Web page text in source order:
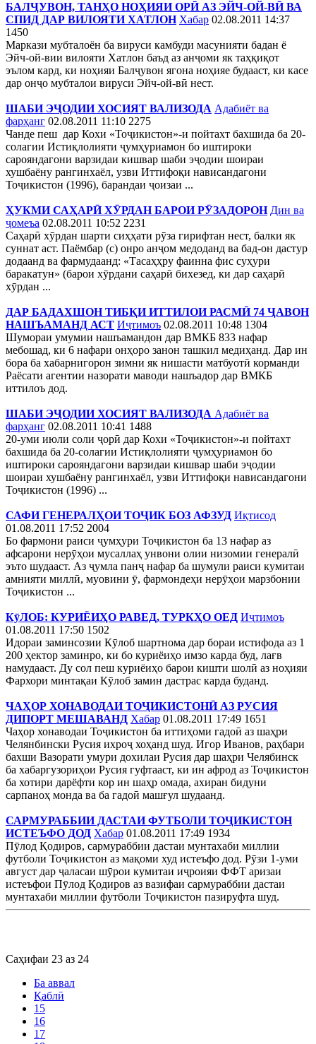
БАЛҶУВОН, ТАНҲО НОҲИЯИ ОРӢ АЗ ЭЙЧ-ОЙ-ВӢ ВА
СПИД ДАР ВИЛОЯТИ ХАТЛОН Хабар 02.08.2011 14:37
1450
Маркази мубталоён ба вируси камбуди масунияти бадан ё
Эйч-ой-вии вилояти Хатлон баъд аз анҷоми як таҳқиқот
эълом кард, ки ноҳияи Балҷувон ягона ноҳияе будааст, ки касе
дар онҷо мубталои вируси Эйч-ой-вӣ нест.
ШАБИ ЭҶОДИИ ХОСИЯТ ВАЛИЗОДА Адабиёт ва
фарҳанг 02.08.2011 11:10 2275
Чанде пеш дар Кохи «Тоҷикистон»-и пойтахт бахшида ба 20-
солагии Истиқлолияти ҷумҳуриамон бо иштироки
сарояндагони варзидаи кишвар шаби эҷодии шоираи
хушбаёну рангинхаёл, узви Иттифоқи нависандагони
Тоҷикистон (1996), барандаи ҷоизаи ...
ҲУКМИ САҲАРӢ ХӮРДАН БАРОИ РӮЗАДОРОН Дин ва
ҷомеъа 02.08.2011 10:52 2231
Саҳарӣ хӯрдан шарти сиҳҳати рӯза гирифтан нест, балки як
суннат аст. Паёмбар (с) онро анҷом медоданд ва бад-он дастур
додаанд ва фармудаанд: «Тасаҳҳру фаинна фис суҳури
баракатун» (барои хӯрдани саҳарӣ бихезед, ки дар саҳарӣ
хӯрдан ...
ДАР БАДАХШОН ТИБҚИ ИТТИЛОИ РАСМӢ 74 ҶАВОН
НАШЪАМАНД АСТ Иҷтимоъ 02.08.2011 10:48 1304
Шумораи умумии нашъамандон дар ВМКБ 833 нафар
мебошад, ки 6 нафари онҳоро занон ташкил медиҳанд. Дар ин
бора ба хабарнигорон зимни як нишасти матбуотӣ корманди
Раёсати агентии назорати маводи нашъадор дар ВМКБ
иттилоъ дод.
ШАБИ ЭҶОДИИ ХОСИЯТ ВАЛИЗОДА Адабиёт ва
фарҳанг 02.08.2011 10:41 1488
20-уми июли соли ҷорӣ дар Кохи «Тоҷикистон»-и пойтахт
бахшида ба 20-солагии Истиқлолияти ҷумҳуриамон бо
иштироки сарояндагони варзидаи кишвар шаби эҷодии
шоираи хушбаёну рангинхаёл, узви Иттифоқи нависандагони
Тоҷикистон (1996) ...
САФИ ГЕНЕРАЛҲОИ ТОҶИК БОЗ АФЗУД Иқтисод
01.08.2011 17:52 2004
Бо фармони раиси ҷумҳури Тоҷикистон ба 13 нафар аз
афсарони нерӯҳои мусаллаҳ унвони олии низомии генералӣ
эъто шудааст. Аз ҷумла панҷ нафар ба шумули раиси кумитаи
амнияти миллӣ, муовини ӯ, фармондеҳи нерӯҳои марзбонии
Тоҷикистон ...
КӯЛОБ: КУРИЁИҲО РАВЕД, ТУРКҲО ОЕД Иҷтимоъ
01.08.2011 17:50 1502
Идораи заминсозии Кӯлоб шартнома дар бораи истифода аз 1
200 ҳектор заминро, ки бо куриёиҳо имзо карда буд, лағв
намудааст. Ду сол пеш куриёиҳо барои кишти шолӣ аз ноҳияи
Фархори минтақаи Кӯлоб замин дастрас карда буданд.
ЧАҲОР ХОНАВОДАИ ТОҶИКИСТОНӢ АЗ РУСИЯ
ДИПОРТ МЕШАВАНД Хабар 01.08.2011 17:49 1651
Чаҳор хонаводаи Тоҷикистон ба иттиҳоми гадоӣ аз шаҳри
Челянбински Русия ихроҷ хоҳанд шуд. Игор Иванов, раҳбари
бахши Вазорати умури дохилаи Русия дар шаҳри Челябинск
ба хабаргузориҳои Русия гуфтааст, ки ин афрод аз Тоҷикистон
ба хотири дарёфти кор ин шаҳр омада, ахиран бидуни
сарпаноҳ монда ва ба гадоӣ машғул шудаанд.
САРМУРАББИИ ДАСТАИ ФУТБОЛИ ТОҶИКИСТОН
ИСТЕЪФО ДОД Хабар 01.08.2011 17:49 1934
Пӯлод Қодиров, сармураббии дастаи мунтахаби миллии
футболи Тоҷикистон аз мақоми худ истеъфо дод. Рӯзи 1-уми
август дар ҷаласаи шӯрои кумитаи иҷроияи ФФТ аризаи
истеъфои Пӯлод Қодиров аз вазифаи сармураббии дастаи
мунтахаби миллии футболи Тоҷикистон пазируфта шуд.
Саҳифаи 23 аз 24
Ба аввал
Қаблӣ
15
16
17